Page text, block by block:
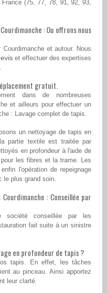
(75, 77, 78, 91, 92, 93,
: Ou offrons nous
et autour. Nous
et effectuer des expertises
gratuit.
dans de nombreuses
et ailleurs pour effectuer un
: Lavage complet de tapis.
un nettoyage de tapis en
partie textile est traitée par
en profondeur à l'aide de
les fibres et la trame. Les
l'opération de repeignage
le plus grand soin.
: Conseillée par
conseillée par les
fait suite à un sinistre
en profondeur de tapis ?
tapis. En effet, les tâches
au pinceau. Ainsi apportez
leur clarté.